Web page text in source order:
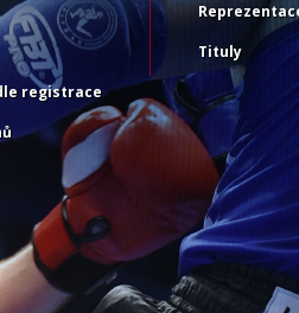
registrace
Tituly